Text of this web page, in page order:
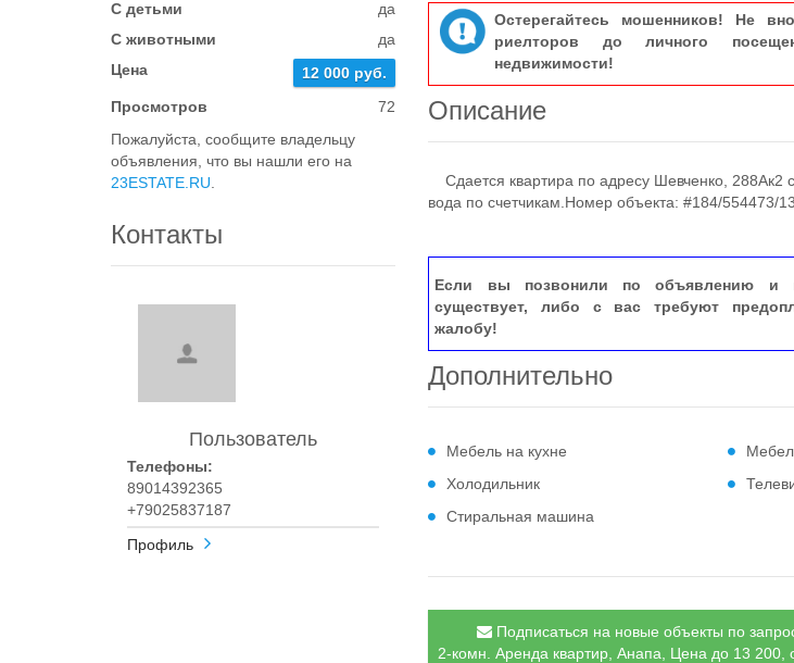
С детьми
да
С животными
да
Цена
12 000 руб.
Просмотров
72
Пожалуйста, сообщите владельцу
объявления, что вы нашли его на
23ESTATE.RU
Контакты
Пользователь
Телефоны:
89014392365
+79025837187
Профиль
Остерегайтесь мошенников! Не
риелторов до личного
недвижимости!
Описание
Сдается квартира по адресу Шевченко, 288Ак2
вода по счетчикам.Номер объекта: #184/554473/
Если вы позвонили по объявлению и
существует, либо с вас требуют
жалобу!
Дополнительно
Мебель на кухне
Холодильник
Стиральная машина
Подписаться на новые объекты по
2-комн. Аренда квартир, Анапа, Цена до 13 200,